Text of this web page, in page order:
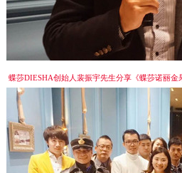
蝶莎DIESHA创始人裴振宇先生分享《蝶莎诺丽金